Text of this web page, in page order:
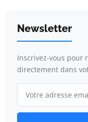
Newsletter
Inscrivez-vous pour
directement dans